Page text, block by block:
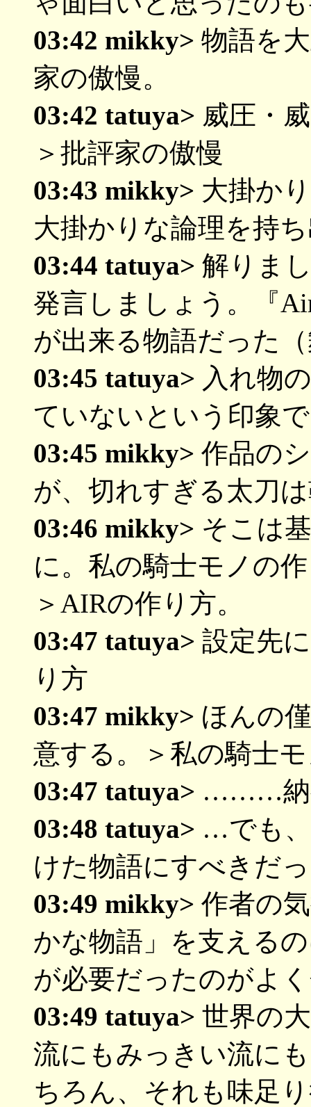
03:42 mikky> 物語を
家の傲慢。
03:42 tatuya> 威圧・
＞批評家の傲慢
03:43 mikky> 大掛か
大掛かりな論理を持
03:44 tatuya> 解りま
発言しましょう。『
が出来る物語だった
03:45 tatuya> 入れ物
ていないという印象
03:45 mikky> 作品の
が、切れすぎる太刀
03:46 mikky> そこは
に。私の騎士モノの
＞AIRの作り方。
03:47 tatuya> 設定先
り方
03:47 mikky> ほんの
意する。＞私の騎士
03:47 tatuya> ………納
03:48 tatuya> …でも
けた物語にすべきだ
03:49 mikky> 作者の
かな物語」を支える
が必要だったのがよ
03:49 tatuya> 世界の
流にもみっきい流に
ちろん、それも味足